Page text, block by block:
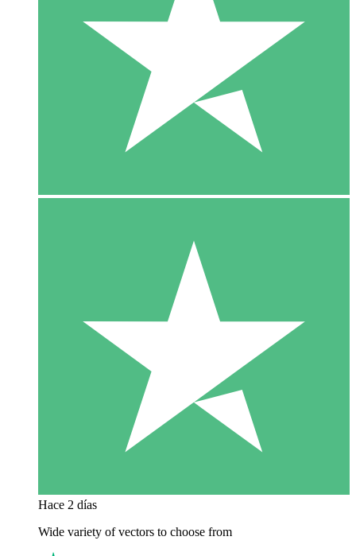
Hace 2 días
Wide variety of vectors to choose from